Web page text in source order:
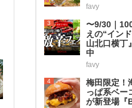
favy
3
〜9/30｜
えの“イン
山北口横丁
中
favy
4
梅田限定！
っぱ系ベー
が新登場『